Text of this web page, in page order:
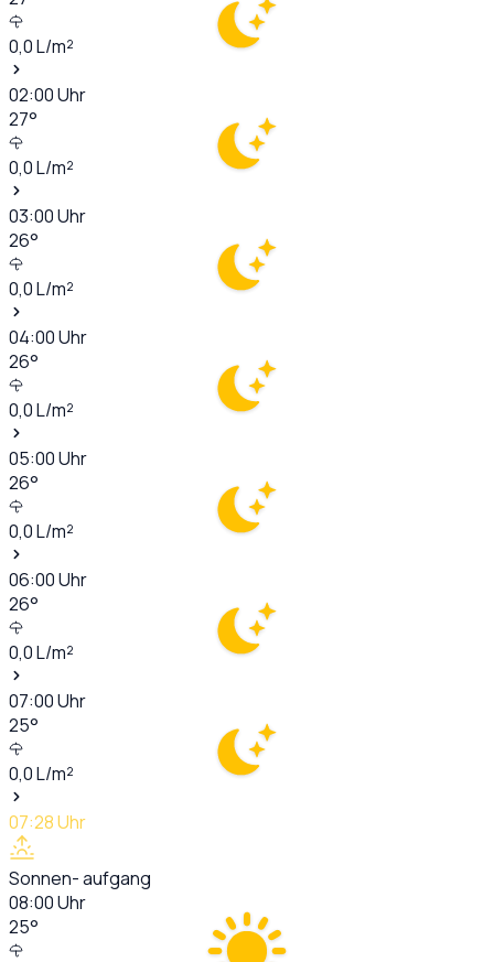
0,0L/m²
02:00Uhr
27°
0,0L/m²
03:00Uhr
26°
0,0L/m²
04:00Uhr
26°
0,0L/m²
05:00Uhr
26°
0,0L/m²
06:00Uhr
26°
0,0L/m²
07:00Uhr
25°
0,0L/m²
07:28Uhr
Sonnen- aufgang
08:00Uhr
25°